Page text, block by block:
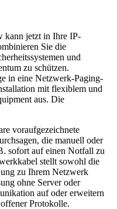
kann jetzt in Ihre IP-
Sie die
und
zu schützen.
in eine Netzwerk-Paging-
mit flexiblem und
aus. Die
voraufgezeichnete
die manuell oder
sofort auf einen Notfall zu
stellt sowohl die
zu Ihrem Netzwerk
ohne Server oder
auf oder erweitern
Protokolle.